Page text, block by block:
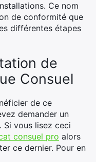
Ce nom
de conformité que
différentes étapes
de
Consuel
de ce
demander un
Si vous lisez ceci
consuel pro alors
ce dernier. Pour en